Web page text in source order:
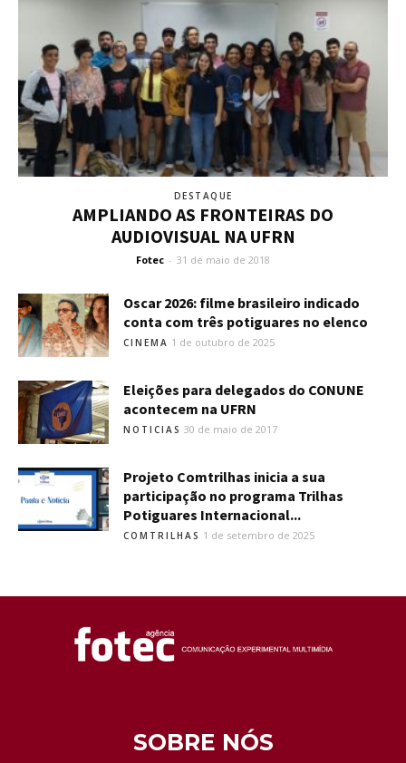
DESTAQUE
AMPLIANDO AS FRONTEIRAS DO
AUDIOVISUAL NA UFRN
Fotec - 31 de maio de 2018
Oscar 2026: filme brasileiro indicado
conta com três potiguares no elenco
CINEMA 1 de outubro de 2025
Eleições para delegados do CONUNE
acontecem na UFRN
NOTICIAS 30 de maio de 2017
Projeto Comtrilhas inicia a sua
participação no programa Trilhas
Potiguares Internacional...
COMTRILHAS 1 de setembro de 2025
SOBRE NÓS